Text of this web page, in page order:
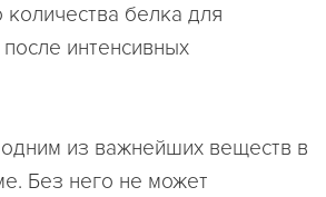
количества белка для
интенсивных
из важнейших веществ в
Без него не может